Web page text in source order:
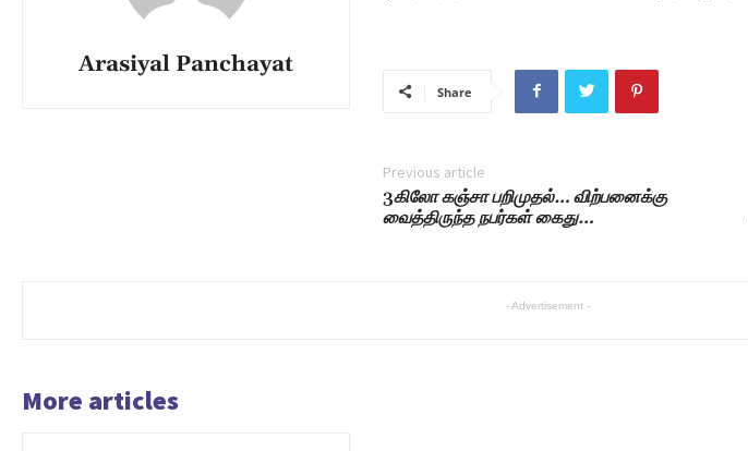
Arasiyal Panchayat
Share
Previous article
3கிலோ கஞ்சா பறிமுதல்… விற்பனைக்கு
வைத்திருந்த நபர்கள் கைது…
- Advertisement -
More articles